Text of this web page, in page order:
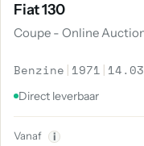
Fiat 130
Coupe - Online
Benzine | 1971 |
Direct leverbaar
Vanaf i